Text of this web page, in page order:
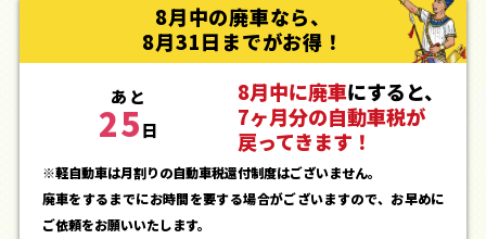
8月中の廃車なら、
8月31日までがお得！
あと
25日
8月中に廃車にすると、
7ヶ月分の自動車税が
戻ってきます！
※軽自動車は月割りの自動車税還付制度はございません。
廃車をするまでにお時間を要する場合がございますので、お早めに
ご依頼をお願いいたします。